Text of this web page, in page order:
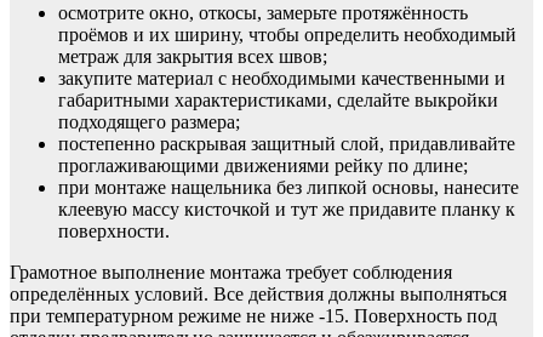
осмотрите окно, откосы, замерьте протяжённость
проёмов и их ширину, чтобы определить необходимый
метраж для закрытия всех швов;
закупите материал с необходимыми качественными и
габаритными характеристиками, сделайте выкройки
подходящего размера;
постепенно раскрывая защитный слой, придавливайте
проглаживающими движениями рейку по длине;
при монтаже нащельника без липкой основы, нанесите
клеевую массу кисточкой и тут же придавите планку к
поверхности.
Грамотное выполнение монтажа требует соблюдения
определённых условий. Все действия должны выполняться
при температурном режиме не ниже -15. Поверхность под